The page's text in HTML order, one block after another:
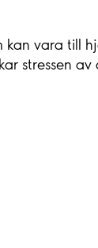
kan vara till
stressen